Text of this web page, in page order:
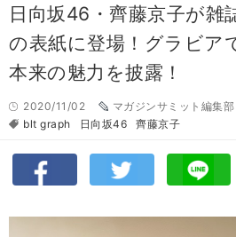
日向坂46・齊藤京子が雑
の表紙に登場！グラビア
本来の魅力を披露！
2020/11/02
マガジンサミット編集部
blt graph
日向坂46 齊藤京子